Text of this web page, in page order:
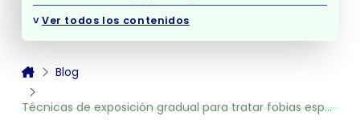
elección
Exposición interoceptiva
˅Ver todos los contenidos
Blog
Técnicas de exposición gradual para tratar fobias específicas